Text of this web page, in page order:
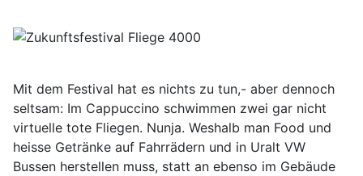
Mit dem Festival hat es nichts zu tun,- aber dennoch
seltsam: Im Cappuccino schwimmen zwei gar nicht
virtuelle tote Fliegen. Nunja. Weshalb man Food und
heisse Getränke auf Fahrrädern und in Uralt VW
Bussen herstellen muss, statt an ebenso im Gebäude